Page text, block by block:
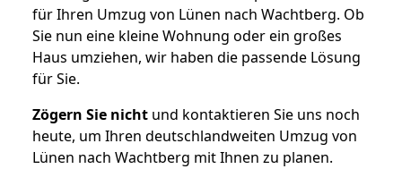
für Ihren Umzug von Lünen nach Wachtberg. Ob
Sie nun eine kleine Wohnung oder ein großes
Haus umziehen, wir haben die passende Lösung
für Sie.
Zögern Sie nicht und kontaktieren Sie uns noch
heute, um Ihren deutschlandweiten Umzug von
Lünen nach Wachtberg mit Ihnen zu planen.